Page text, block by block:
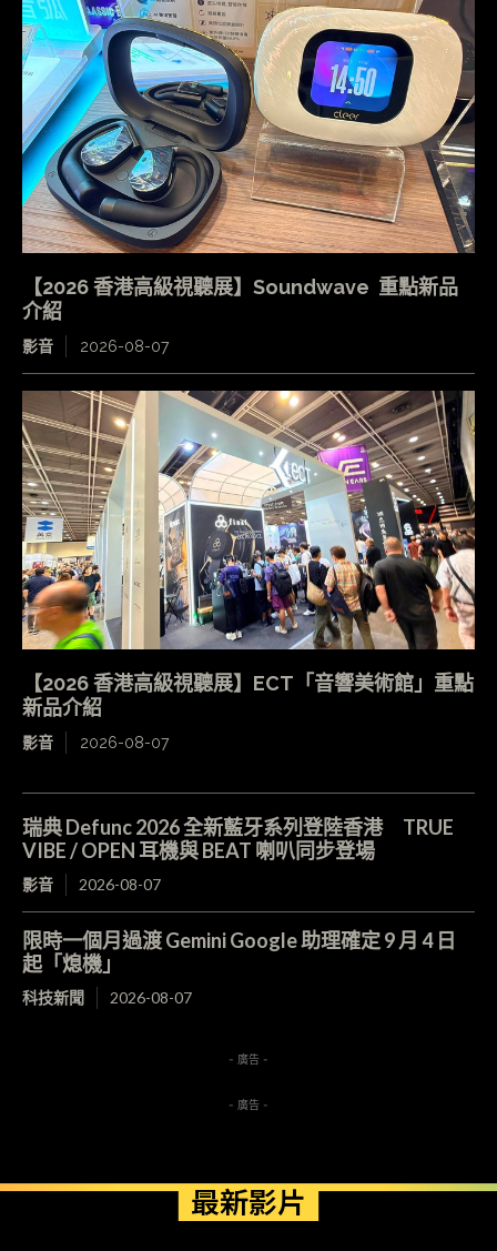
【2026 香港高級視聽展】Soundwave 重點新品
介紹
影音 2026-08-07
【2026 香港高級視聽展】ECT「音響美術館」重點
新品介紹
影音 2026-08-07
瑞典 Defunc 2026 全新藍牙系列登陸香港 TRUE
VIBE / OPEN 耳機與 BEAT 喇叭同步登場
影音 2026-08-07
限時一個月過渡 Gemini Google 助理確定 9 月 4 日
起「熄機」
科技新聞 2026-08-07
- 廣告 -
- 廣告 -
最新影片